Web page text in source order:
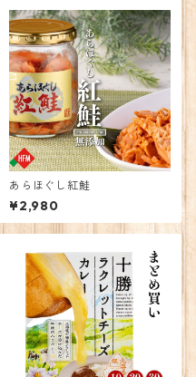
あらほぐし紅鮭
¥2,980